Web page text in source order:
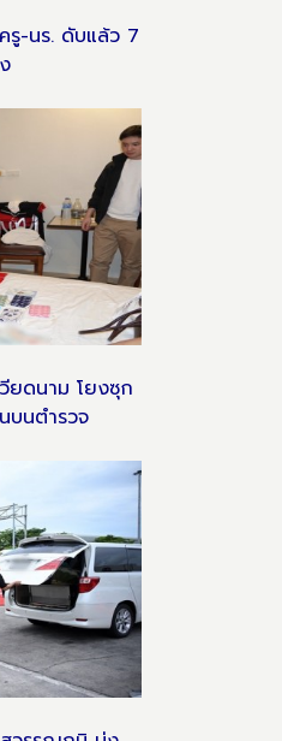
รู-นร. ดับแล้ว 7
ยดนาม โยงซุก
บนตำรวจ